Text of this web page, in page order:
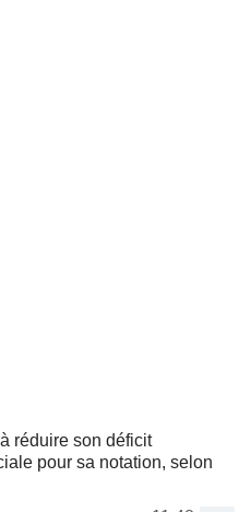
réduire son déficit
pour sa notation, selon